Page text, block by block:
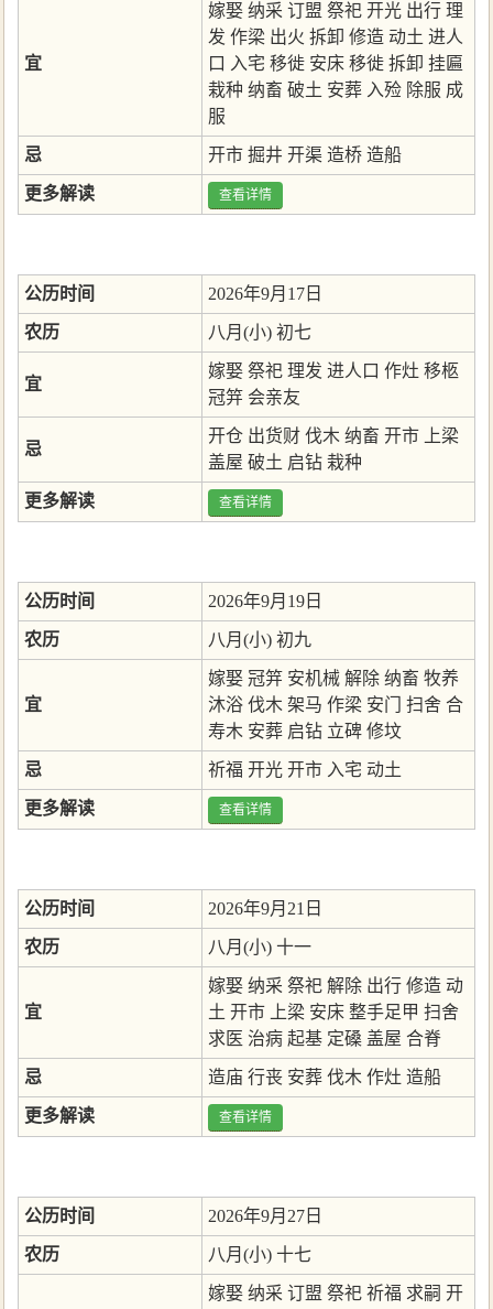
宜
嫁娶 纳采 订盟 祭祀 开光 出行 理
发 作梁 出火 拆卸 修造 动土 进人
口 入宅 移徙 安床 移徙 拆卸 挂匾
栽种 纳畜 破土 安葬 入殓 除服 成
服
忌 开市 掘井 开渠 造桥 造船
更多解读 查看详情
公历时间 2026年9月17日
农历 八月(小) 初七
宜
嫁娶 祭祀 理发 进人口 作灶 移柩
冠笄 会亲友
忌
开仓 出货财 伐木 纳畜 开市
上梁
盖屋 破土 启钻 栽种
更多解读 查看详情
公历时间 2026年9月19日
农历 八月(小) 初九
宜
嫁娶 冠笄 安机械 解除 纳畜 牧养
沐浴 伐木 架马 作梁 安门 扫舍 合
寿木 安葬 启钻 立碑 修坟
忌 祈福 开光 开市 入宅 动土
更多解读 查看详情
公历时间 2026年9月21日
农历 八月(小) 十一
宜
嫁娶 纳采 祭祀 解除 出行 修造 动
土 开市 上梁 安床 整手足甲 扫舍
求医 治病 起基 定磉 盖屋 合脊
忌 造庙 行丧 安葬 伐木 作灶 造船
更多解读 查看详情
公历时间 2026年9月27日
农历 八月(小) 十七
嫁娶 纳采 订盟 祭祀 祈福 求嗣 开